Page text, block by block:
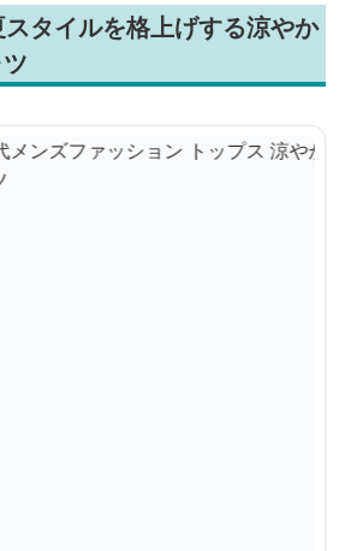
タイルを格上げする涼やか